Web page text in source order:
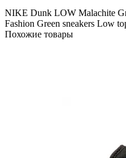
NIKE Dunk LOW Malachite
Fashion Green sneakers Low
Похожие товары